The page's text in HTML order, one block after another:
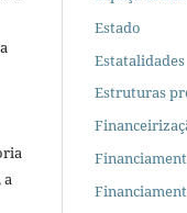
a
Estado
Estatalidades
Estruturas